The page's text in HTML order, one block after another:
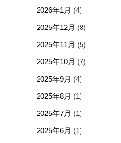
2026年1月 (4)
2025年12月 (8)
2025年11月 (5)
2025年10月 (7)
2025年9月 (4)
2025年8月 (1)
2025年7月 (1)
2025年6月 (1)